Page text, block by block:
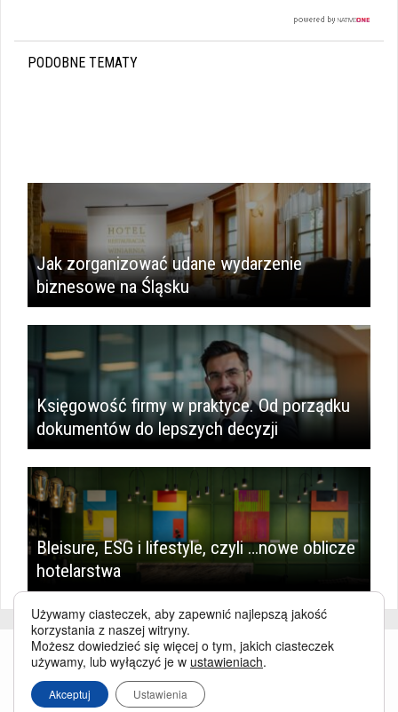
PODOBNE TEMATY
Jak zorganizować udane wydarzenie
biznesowe na Śląsku
Księgowość firmy w praktyce. Od porządku
dokumentów do lepszych decyzji
Bleisure, ESG i lifestyle, czyli …nowe oblicze
hotelarstwa
Używamy ciasteczek, aby zapewnić najlepszą jakość
korzystania z naszej witryny.
Możesz dowiedzieć się więcej o tym, jakich ciasteczek
używamy, lub wyłączyć je w ustawieniach.
Akceptuj Ustawienia